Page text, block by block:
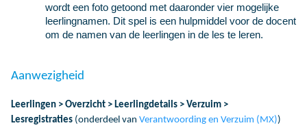
wordt een foto getoond met daaronder vier mogelijke
leerlingnamen. Dit spel is een hulpmiddel voor de docent
om de namen van de leerlingen in de les te leren.
Aanwezigheid
Leerlingen > Overzicht > Leerlingdetails > Verzuim >
Lesregistraties (onderdeel van Verantwoording en Verzuim (MX))